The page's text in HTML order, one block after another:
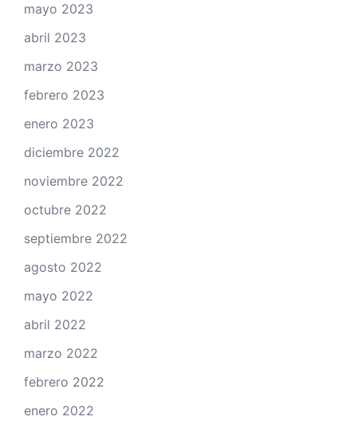
mayo 2023
abril 2023
marzo 2023
febrero 2023
enero 2023
diciembre 2022
noviembre 2022
octubre 2022
septiembre 2022
agosto 2022
mayo 2022
abril 2022
marzo 2022
febrero 2022
enero 2022